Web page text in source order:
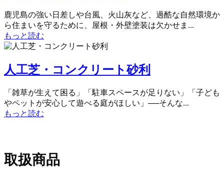
鹿児島の強い日差しや台風、火山灰など、過酷な自然環境か
ら住まいを守るために、屋根・外壁塗装は欠かせま...
もっと読む
人工芝・コンクリート砂利
「雑草が生えて困る」「駐車スペースが足りない」「子ども
やペットが安心して遊べる庭がほしい」──そんな...
もっと読む
取扱商品